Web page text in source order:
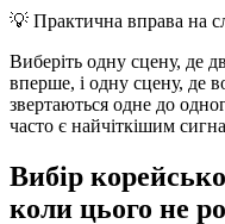
💡 Практична вправа на
Виберіть одну сцену, де
вперше, і одну сцену, де
звертаються одне до
часто є найчіткішим
Вибір
коли цього не